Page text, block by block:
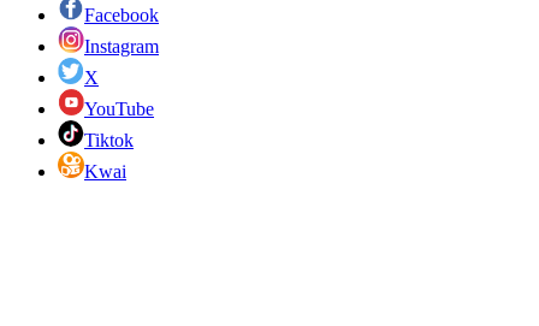
Facebook
Instagram
X
YouTube
Tiktok
Kwai